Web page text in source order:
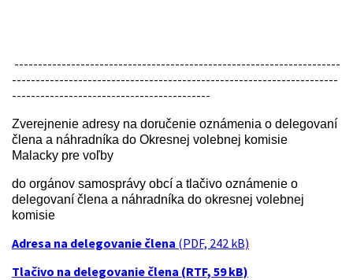
---------------------------------------------------------------------
---------------------------------------------------------------------
------------------------------------------
Zverejnenie adresy na doručenie oznámenia o delegovaní
člena a náhradníka do Okresnej volebnej komisie
Malacky pre voľby
do orgánov samosprávy obcí a tlačivo oznámenie o
delegovaní člena a náhradníka do okresnej volebnej
komisie
Adresa na delegovanie člena (PDF, 242 kB)
Tlačivo na delegovanie člena (RTF, 59 kB)